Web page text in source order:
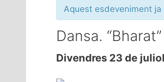
Aquest esdeveniment ja
Dansa. “Bharat”
Divendres 23 de